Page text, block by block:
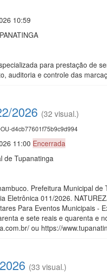
10:59
para prestação de
auditoria e controle das
2026 (32 visual.)
d4cb77601f75b9c9d994
11:00 Encerrada
de Tupanatinga
Prefeitura Municipal
Eletrônica 011/2026.
Para Eventos Municipais -
e sete reais e quarenta e
ou https://
(33 visual.)